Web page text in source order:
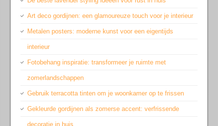
Art deco gordijnen: een glamoureuze touch voor je interieur
Metalen posters: moderne kunst voor een eigentijds
interieur
Fotobehang inspiratie: transformeer je ruimte met
zomerlandschappen
Gebruik terracotta tinten om je woonkamer op te frissen
Gekleurde gordijnen als zomerse accent: verfrissende
decoratie in huis